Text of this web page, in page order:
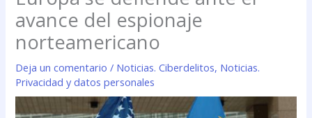
avance del espionaje
norteamericano
Deja un comentario / Noticias. Ciberdelitos, Noticias.
Privacidad y datos personales